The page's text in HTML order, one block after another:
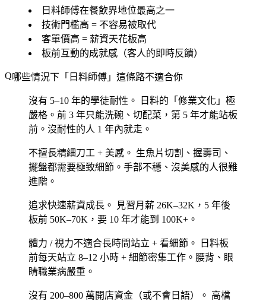
日料師傅在餐飲界地位最高之一
技術門檻高 = 不容易被取代
客單價高 = 薪資天花板高
板前互動的成就感（客人的即時反饋）
哪些情況下「日料師傅」這條路不適合你
沒有 5–10 年的學徒耐性。
日料的「修業文化」極
嚴格。前 3 年只能洗碗、切配菜，第 5 年才能站板
前。沒耐性的人 1 年內就走。
不擅長精細刀工 + 美感。 生魚片切割、握壽司、
擺盤都需要極致細節。手部不穩、沒美感的人很難
進階。
追求快速薪資成長。
見習月薪 26K–32K，5 年後
板前 50K–70K，要 10 年才能到 100K+。
體力 / 視力不適合長時間站立 + 看細節。
日料板
前每天站立 8–12 小時 + 細節密集工作。腰背、眼
睛職業病嚴重。
沒有 200–800 萬開店資金（或不會日語）。 高檔